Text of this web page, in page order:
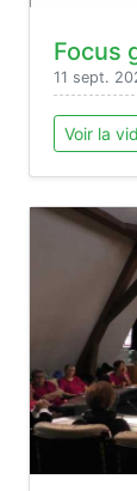
Focus
11 sept.
Voir la